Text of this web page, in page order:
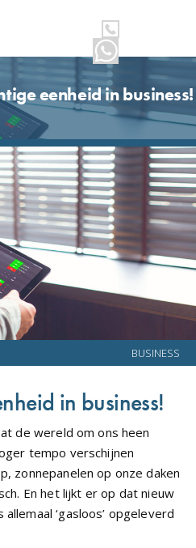
eenheid in business!
BUSINESS
in business!
de wereld om ons heen
tempo verschijnen
zonnepanelen op onze daken
En het lijkt er op dat nieuw
‘gasloos’ opgeleverd